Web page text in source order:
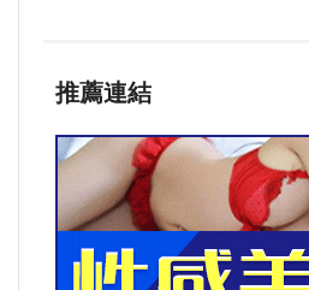
推薦連結